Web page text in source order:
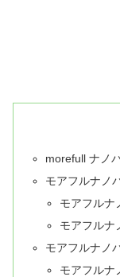
morefull ナノ
モアフルナノ
モアフルナ
モアフルナ
モアフルナノ
モアフルナ